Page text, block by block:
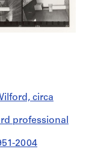
circa
professional
2004